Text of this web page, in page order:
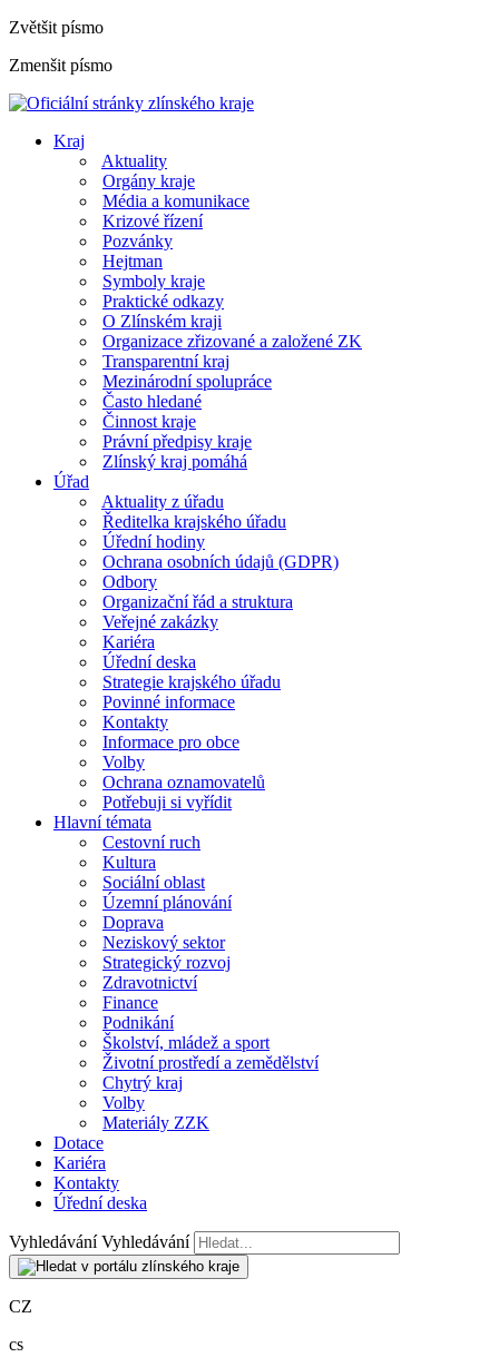
Zvětšit písmo
Zmenšit písmo
Kraj
Aktuality
Orgány kraje
Média a komunikace
Krizové řízení
Pozvánky
Hejtman
Symboly kraje
Praktické odkazy
O Zlínském kraji
Organizace zřizované a založené ZK
Transparentní kraj
Mezinárodní spolupráce
Často hledané
Činnost kraje
Právní předpisy kraje
Zlínský kraj pomáhá
Úřad
Aktuality z úřadu
Ředitelka krajského úřadu
Úřední hodiny
Ochrana osobních údajů (GDPR)
Odbory
Organizační řád a struktura
Veřejné zakázky
Kariéra
Úřední deska
Strategie krajského úřadu
Povinné informace
Kontakty
Informace pro obce
Volby
Ochrana oznamovatelů
Potřebuji si vyřídit
Hlavní témata
Cestovní ruch
Kultura
Sociální oblast
Územní plánování
Doprava
Neziskový sektor
Strategický rozvoj
Zdravotnictví
Finance
Podnikání
Školství, mládež a sport
Životní prostředí a zemědělství
Chytrý kraj
Volby
Materiály ZZK
Dotace
Kariéra
Kontakty
Úřední deska
Vyhledávání Vyhledávání
CZ
cs